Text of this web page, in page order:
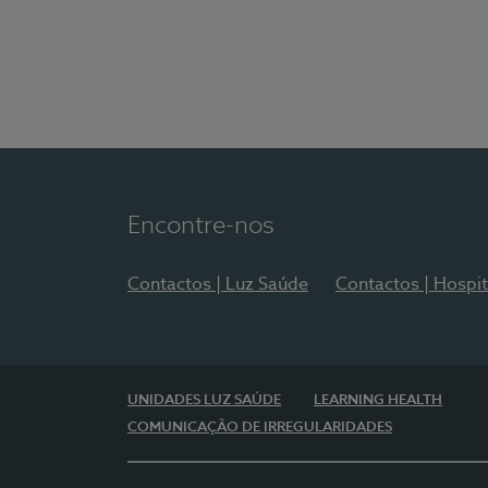
Encontre-nos
Contactos | Luz Saúde Contactos |
UNIDADES LUZ SAÚDE
LEARNING HEALTH
COMUNICAÇÃO DE IRREGULARIDADES